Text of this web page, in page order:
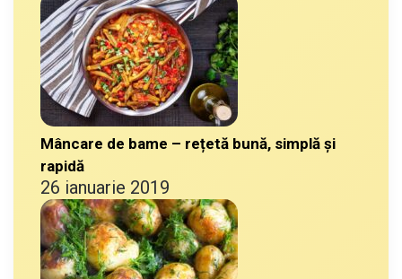
Mâncare de bame – rețetă bună, simplă și
rapidă
26 ianuarie 2019